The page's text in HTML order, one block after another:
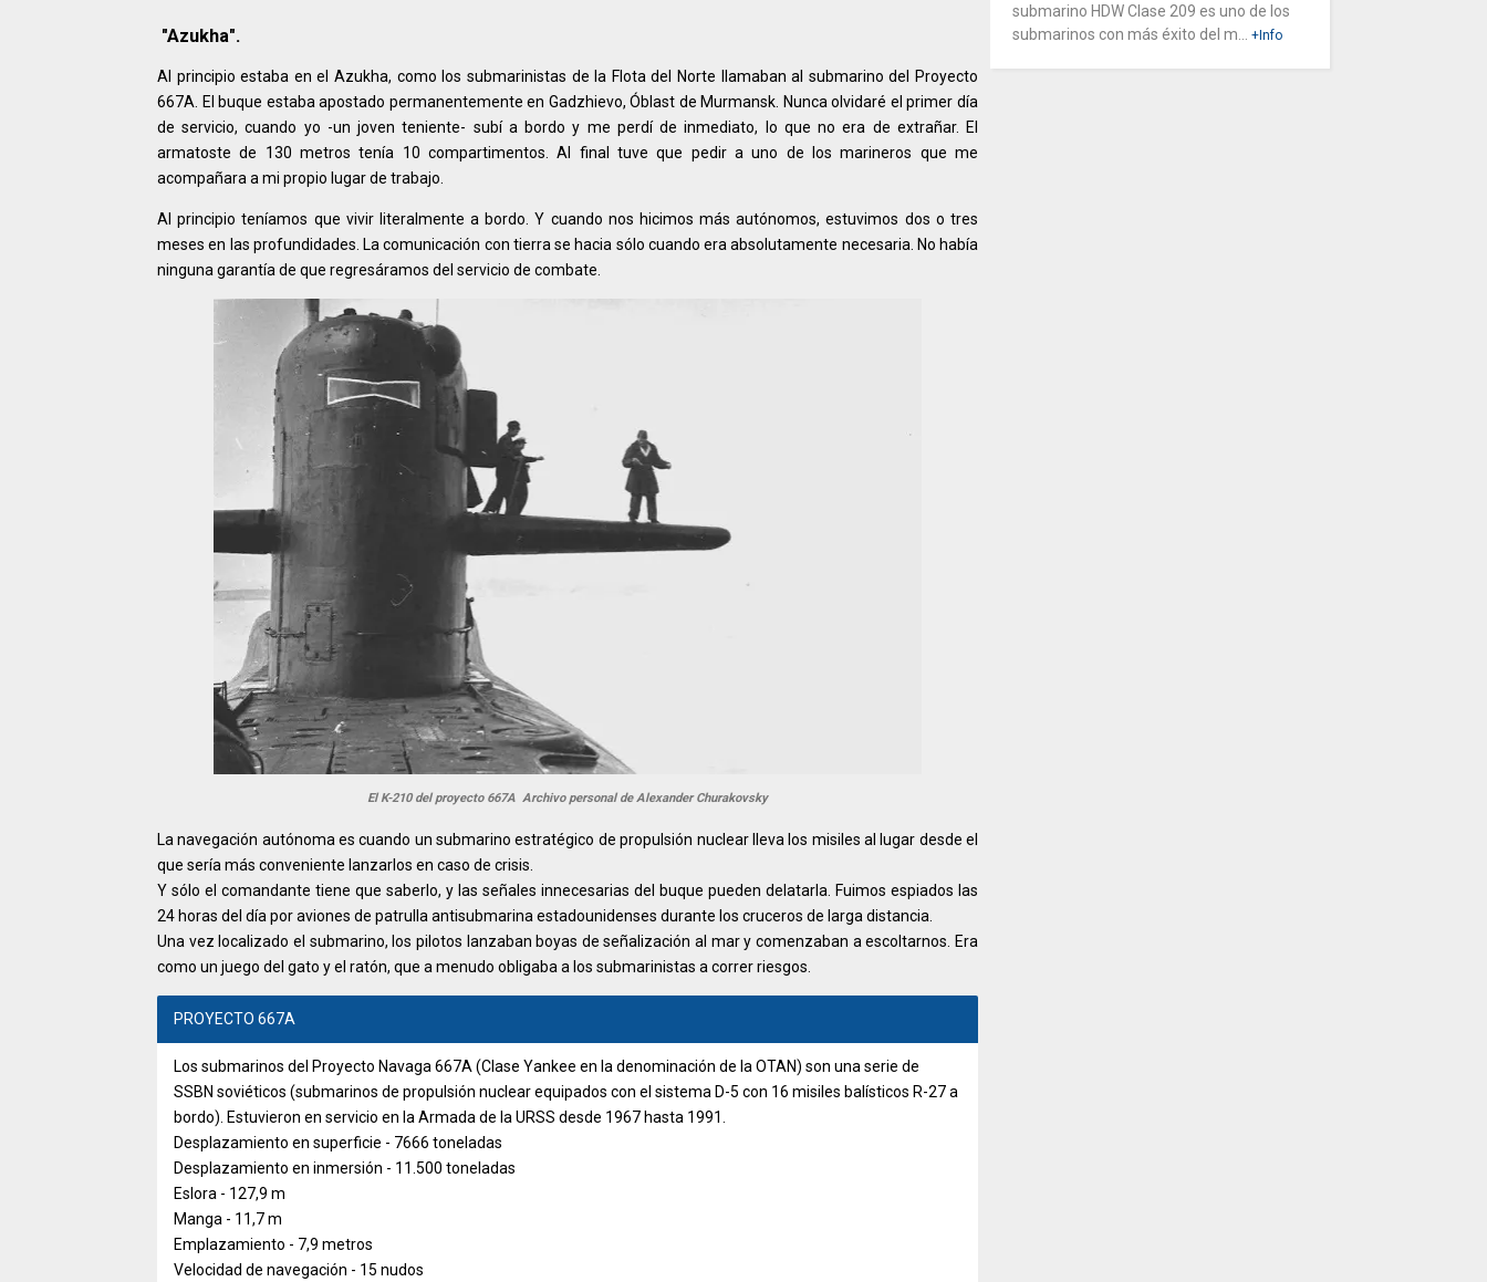
"Azukha".
Al principio estaba en el Azukha, como los submarinistas de la Flota del Norte llamaban al submarino del Proyecto
667A. El buque estaba apostado permanentemente en Gadzhievo, Óblast de Murmansk. Nunca olvidaré el primer día
de servicio, cuando yo -un joven teniente- subí a bordo y me perdí de inmediato, lo que no era de extrañar. El
armatoste de 130 metros tenía 10 compartimentos. Al final tuve que pedir a uno de los marineros que me
acompañara a mi propio lugar de trabajo.
Al principio teníamos que vivir literalmente a bordo. Y cuando nos hicimos más autónomos, estuvimos dos o tres
meses en las profundidades. La comunicación con tierra se hacia sólo cuando era absolutamente necesaria. No había
ninguna garantía de que regresáramos del servicio de combate.
El K-210 del proyecto 667A Archivo personal de Alexander Churakovsky
La navegación autónoma es cuando un submarino estratégico de propulsión nuclear lleva los misiles al lugar desde el
que sería más conveniente lanzarlos en caso de crisis.
Y sólo el comandante tiene que saberlo, y las señales innecesarias del buque pueden delatarla. Fuimos espiados las
24 horas del día por aviones de patrulla antisubmarina estadounidenses durante los cruceros de larga distancia.
Una vez localizado el submarino, los pilotos lanzaban boyas de señalización al mar y comenzaban a escoltarnos. Era
como un juego del gato y el ratón, que a menudo obligaba a los submarinistas a correr riesgos.
PROYECTO 667A
Los submarinos del Proyecto Navaga 667A (Clase Yankee en la denominación de la OTAN) son una serie de
SSBN soviéticos (submarinos de propulsión nuclear equipados con el sistema D-5 con 16 misiles balísticos R-27 a
bordo). Estuvieron en servicio en la Armada de la URSS desde 1967 hasta 1991.
Desplazamiento en superficie - 7666 toneladas
Desplazamiento en inmersión - 11.500 toneladas
Eslora - 127,9 m
Manga - 11,7 m
Emplazamiento - 7,9 metros
Velocidad de navegación - 15 nudos
submarino HDW Clase 209 es uno de los
submarinos con más éxito del m...
+Info